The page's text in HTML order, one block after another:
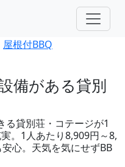
屋根付BBQ
備がある貸別
る貸別荘・コテージが1
。1人あたり8,909円～8,
心。天気を気にせずBB